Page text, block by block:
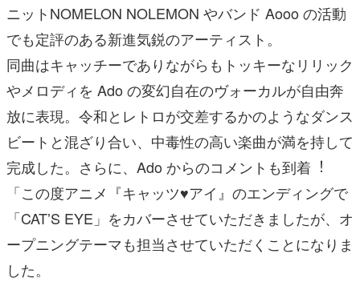
ニットNOMELON NOLEMON やバンド Aooo の活動
でも定評のある新進気鋭のアーティスト。
同曲はキャッチーでありながらもトッキーなリリック
やメロディを Ado の変幻⾃在のヴォーカルが⾃由奔
放に表現。令和とレトロが交差するかのようなダンス
ビートと混ざり合い、中毒性の⾼い楽曲が満を持して
完成した。さらに、Ado からのコメントも到着︕
「この度アニメ『キャッツ♥アイ』のエンディングで
「CATʼS EYE」をカバーさせていただきましたが、オ
ープニングテーマも担当させていただくことになりま
した。